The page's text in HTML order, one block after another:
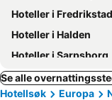
Hoteller i Fredrikstad
Hoteller i Halden
Hoteller i Sarpsborg
Se alle
Hotellsøk
Europa